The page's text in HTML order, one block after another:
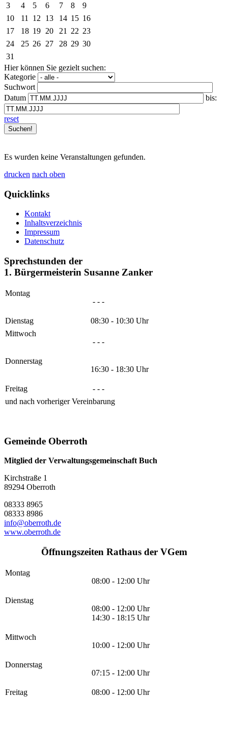
3
4 5 6 7 8
9
10
11 12 13 14 15 16
17
18 19 20 21 22 23
24
25 26 27 28 29 30
31
Hier können Sie gezielt suchen:
Kategorie
Suchwort
Datum
bis:
reset
Es wurden keine Veranstaltungen gefunden.
drucken nach oben
Quicklinks
Kontakt
Inhaltsverzeichnis
Impressum
Datenschutz
Sprechstunden der
1. Bürgermeisterin Susanne Zanker
Montag
- - -
Dienstag
08:30 - 10:30 Uhr
Mittwoch
- - -
Donnerstag
16:30 - 18:30 Uhr
Freitag
- - -
und nach vorheriger Vereinbarung
Gemeinde Oberroth
Mitglied der Verwaltungsgemeinschaft Buch
Kirchstraße 1
89294 Oberroth
08333 8965
08333 8986
info@oberroth.de
www.oberroth.de
Öffnungszeiten Rathaus der VGem
Montag
08:00 - 12:00 Uhr
Dienstag
08:00 - 12:00 Uhr
14:30 - 18:15 Uhr
Mittwoch
10:00 - 12:00 Uhr
Donnerstag
07:15 - 12:00 Uhr
Freitag 08:00 - 12:00 Uhr